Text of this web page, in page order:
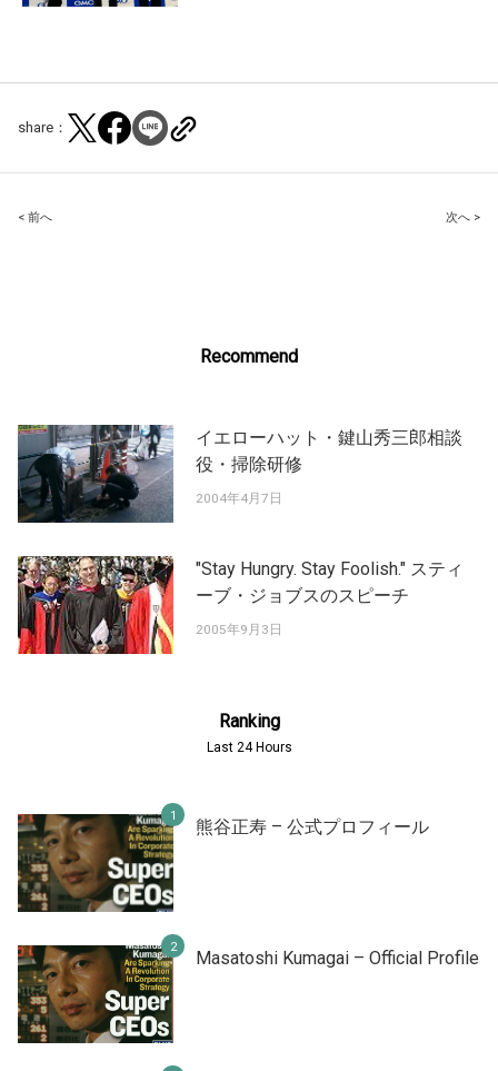
share：
Post
< 前へ 次へ >
Recommend
イエローハット・鍵山秀三郎相談
役・掃除研修
2004年4月7日
"Stay Hungry. Stay Foolish." スティ
ーブ・ジョブスのスピーチ
2005年9月3日
Ranking
Last 24 Hours
熊谷正寿 – 公式プロフィール
Masatoshi Kumagai – Official Profile